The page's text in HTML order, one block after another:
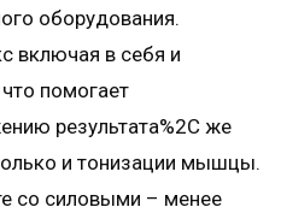
оборудования.
включая в себя и
помогает
результата%2C же
и тонизации мышцы.
со силовыми – менее